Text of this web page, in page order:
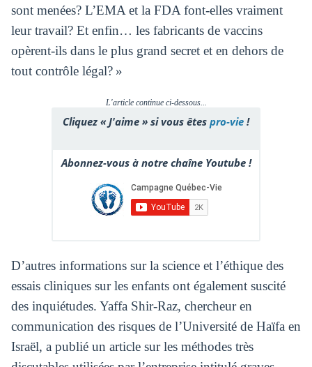
sont menées? L’EMA et la FDA font-elles vraiment
leur travail? Et enfin… les fabricants de vaccins
opèrent-ils dans le plus grand secret et en dehors de
tout contrôle légal? »
L'article continue ci-dessous...
Cliquez « J'aime » si vous êtes pro-vie !
Abonnez-vous à notre chaîne Youtube !
D’autres informations sur la science et l’éthique des
essais cliniques sur les enfants ont également suscité
des inquiétudes. Yaffa Shir-Raz, chercheur en
communication des risques de l’Université de Haïfa en
Israël, a publié un article sur les méthodes très